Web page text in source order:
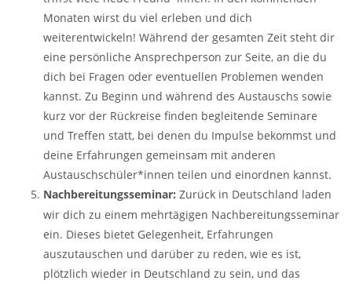
Monaten wirst du viel erleben und dich
weiterentwickeln! Während der gesamten Zeit steht dir
eine persönliche Ansprechperson zur Seite, an die du
dich bei Fragen oder eventuellen Problemen wenden
kannst. Zu Beginn und während des Austauschs sowie
kurz vor der Rückreise finden begleitende Seminare
und Treffen statt, bei denen du Impulse bekommst und
deine Erfahrungen gemeinsam mit anderen
Austauschschüler*innen teilen und einordnen kannst.
Nachbereitungsseminar: Zurück in Deutschland laden
wir dich zu einem mehrtägigen Nachbereitungsseminar
ein. Dieses bietet Gelegenheit, Erfahrungen
auszutauschen und darüber zu reden, wie es ist,
plötzlich wieder in Deutschland zu sein, und das